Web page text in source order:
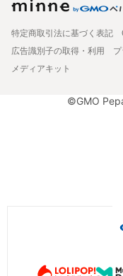
特定商取引法に基づく表記
広告識別子の取得・利用
メディアキット
©GMO